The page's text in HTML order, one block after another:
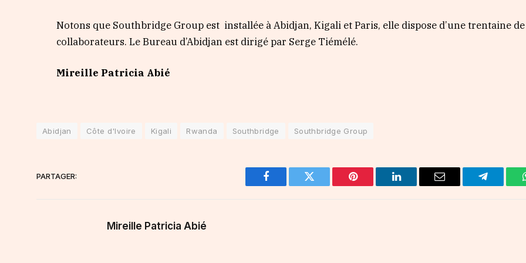
Notons que Southbridge Group est installée à Abidjan, Kigali et Paris, elle dispose d’une trentaine de
collaborateurs. Le Bureau d’Abidjan est dirigé par Serge Tiémélé.
Mireille Patricia Abié
Abidjan Côte d'Ivoire Kigali Rwanda Southbridge Southbridge Group
PARTAGER:
Facebook Twitter Pinterest LinkedIn Email Telegram
Mireille Patricia Abié